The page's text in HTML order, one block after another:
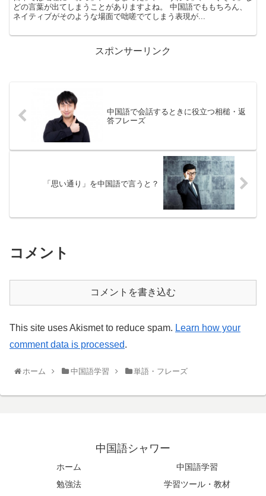
どの言葉が出てしまうことがありますよね。 中国語でももちろん、
ネイティブがそのような場面で咄嗟でてしまう表現が...
スポンサーリンク
中国語で会話するときに役立つ相槌・返
答フレーズ
「思い通り」を中国語で言うと？
コメント
コメントを書き込む
This site uses Akismet to reduce spam. Learn how your
comment data is processed.
ホーム 中国語学習 単語・フレーズ
中国語シャワー
ホーム
中国語学習
勉強法
学習ツール・教材